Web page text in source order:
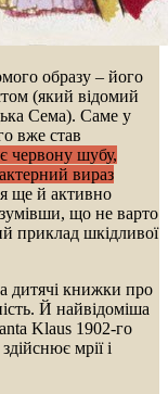
образу – його
(який відомий
Сема). Саме у
вже став
червону шубу,
вираз
ще й активно
що не варто
приклад шкідливої
дитячі книжки про
Й найвідоміша
Klaus 1902-го
мрії і